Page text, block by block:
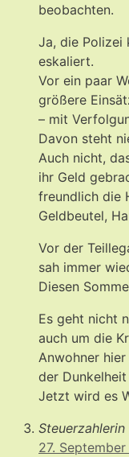
beobachten.
Ja, die Polizei
eskaliert.
Vor ein paar
größere
– mit
Davon steht
Auch nicht,
ihr Geld
freundlich die
Geldbeutel,
Vor der
sah immer
Diesen
Es geht nicht
auch um die
Anwohner
der
Jetzt wird es
Steuerzahlerin
27.